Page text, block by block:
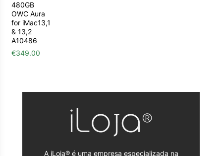
480GB
OWC Aura
for iMac13,1
& 13,2
A10486
€349.00
A iLoja® é uma empresa especializada na